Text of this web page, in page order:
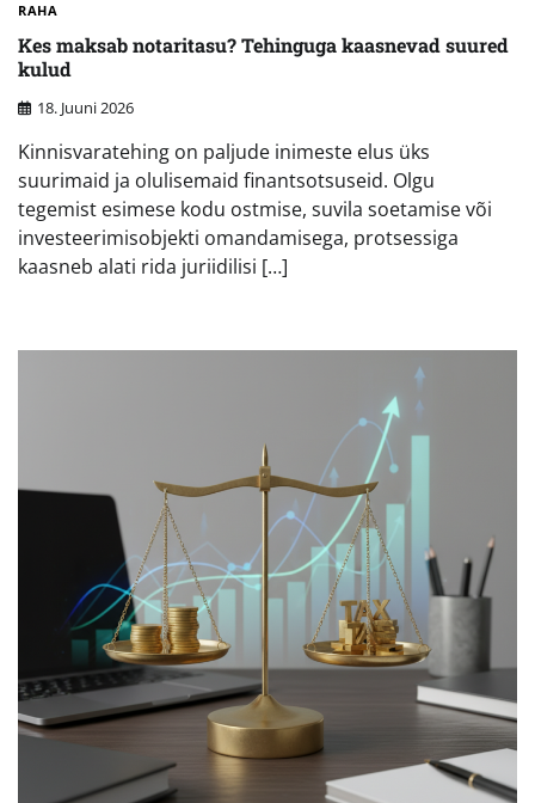
RAHA
Kes maksab notaritasu? Tehinguga kaasnevad suured
kulud
18. Juuni 2026
Kinnisvaratehing on paljude inimeste elus üks
suurimaid ja olulisemaid finantsotsuseid. Olgu
tegemist esimese kodu ostmise, suvila soetamise või
investeerimisobjekti omandamisega, protsessiga
kaasneb alati rida juriidilisi […]